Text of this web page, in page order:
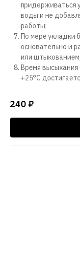
придерживаться
воды и не
работы;
По мере укладки
основательно и
или штыкованием;
Время высыхания
+25°С
240 ₽